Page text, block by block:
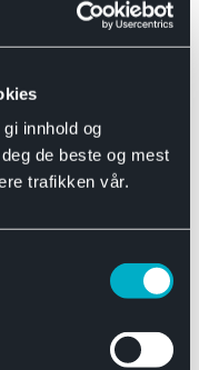
innhold og
de beste og mest
trafikken vår.
motor